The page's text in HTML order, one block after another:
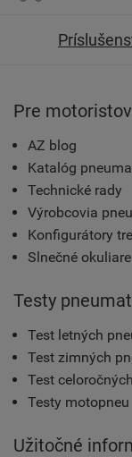
Pre motoristov
AZ blog
Katalóg
Technické rady
Výrobcovia
Konfigurátory
Slnečné
Testy
Test letných
Test zimných
Test
Testy motopneu
Užitočné